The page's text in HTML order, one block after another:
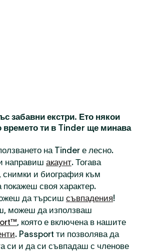
забавни екстри. Ето някои
времето ти в Tinder ще минава
на Tinder е лесно.
направиш акаунт. Тогава
снимки и биография към
своя характер.
да търсиш съвпадения!
можеш да използваш
, която е включена в нашите
. Passport ти позволява да
си и да си съвпадаш с членове